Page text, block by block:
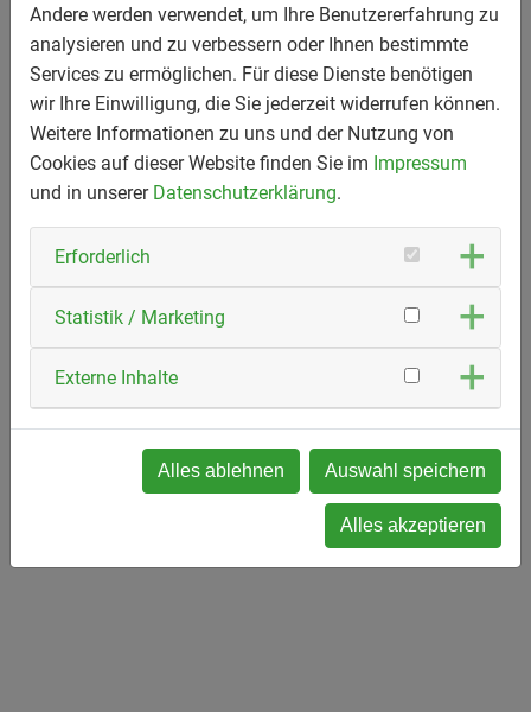
Andere werden verwendet, um Ihre Benutzererfahrung zu
analysieren und zu verbessern oder Ihnen bestimmte
Services zu ermöglichen. Für diese Dienste benötigen
wir Ihre Einwilligung, die Sie jederzeit widerrufen können.
Weitere Informationen zu uns und der Nutzung von
Cookies auf dieser Website finden Sie im Impressum
und in unserer Datenschutzerklärung.
Erforderlich
Statistik / Marketing
Externe Inhalte
Alles ablehnen Auswahl speichern
Alles akzeptieren